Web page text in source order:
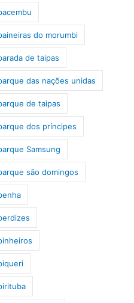
do morumbi
de taipas
das nações unidas
de taipas
dos príncipes
Samsung
são domingos